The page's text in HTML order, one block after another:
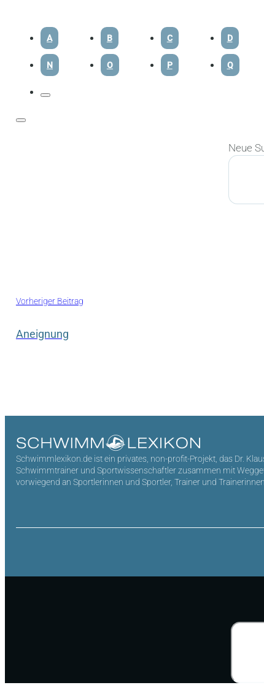
A B C D
N O P Q
Neue
Suchen
Vorheriger Beitrag
Aneignung
Schwimmlexikon.de ist ein privates, non-profit-Projekt, das Dr.
Schwimmtrainer und Sportwissenschaftler zusammen mit
vorwiegend an Sportlerinnen und Sportler, Trainer und Trainerinnen.
Suchen